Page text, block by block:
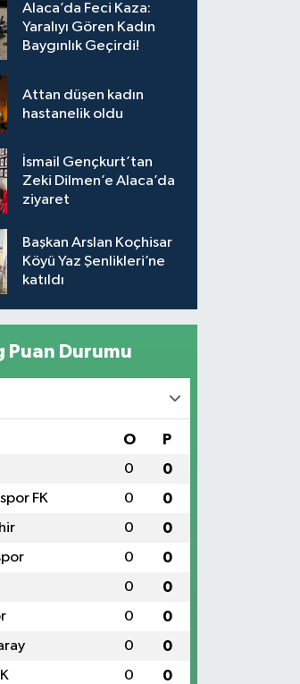
Alaca’da Feci Kaza:
Yaralıyı Gören Kadın
Baygınlık Geçirdi!
Attan düşen kadın
hastanelik oldu
İsmail Gençkurt’tan
Zeki Dilmen’e Alaca’da
ziyaret
Başkan Arslan Koçhisar
Köyü Yaz Şenlikleri’ne
katıldı
Puan Durumu
O P
0 0
FK 0 0
0 0
0 0
0 0
0 0
0 0
0 0